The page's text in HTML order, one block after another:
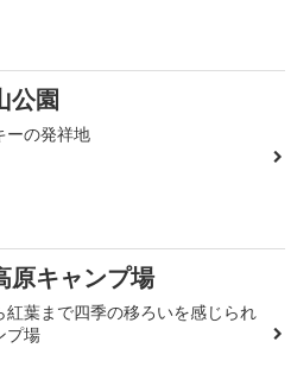
公園
ーの発祥地
原キャンプ場
紅葉まで四季の移ろいを感じられ
プ場